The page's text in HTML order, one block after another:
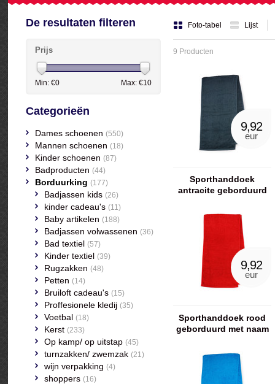
Foto-tabel Lijst
9 Producten
9,92
eur
Sporthanddoek
antracite geborduurd
9,92
eur
Sporthanddoek rood
geborduurd met naam
De resultaten filteren
Prijs
Min: €0 Max: €10
Categorieën
Dames schoenen (550)
Mannen schoenen (18)
Kinder schoenen (87)
Badproducten (44)
Borduurking (177)
Badjassen kids (26)
kinder cadeau's (11)
Baby artikelen (188)
Badjassen volwassenen (36)
Bad textiel (57)
Kinder textiel (39)
Rugzakken (48)
Petten (14)
Bruiloft cadeau's (15)
Proffesionele kledij (35)
Voetbal (18)
Kerst (233)
Op kamp/ op uitstap (45)
turnzakken/ zwemzak (21)
wijn verpakking (4)
shoppers (16)